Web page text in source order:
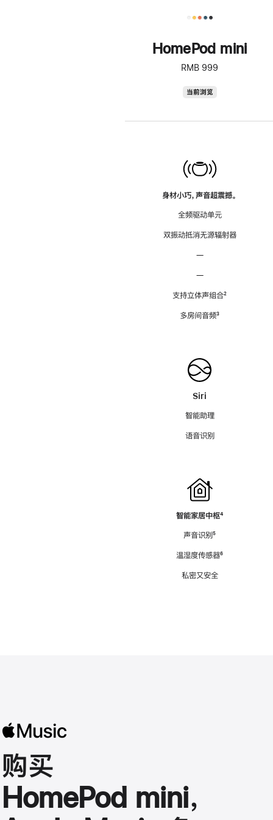
HomePod mini
RMB 999
当前浏览
身材小巧，声音超震撼。
全频驱动单元
双振动抵消无源辐射器
—
—
支持立体声组合脚
²
多房间音频脚
³
Siri
智能助理
语音识别
智能家居中枢脚
⁴
声音识别脚
⁵
温湿度传感器脚
⁶
私密又安全
购买
HomePod mini，